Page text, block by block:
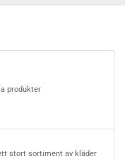
produkter
stort sortiment av kläder